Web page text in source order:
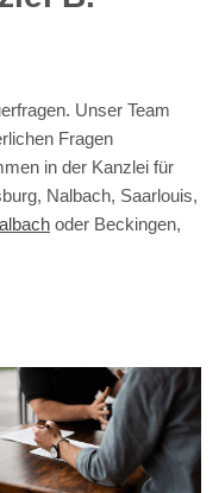
Unser Team
Fragen
in der Kanzlei für
Nalbach, Saarlouis,
oder Beckingen,